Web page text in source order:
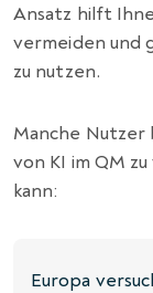
Ansatz hilft
vermeiden und
zu nutzen.
Manche Nutzer
von KI im QM
kann:
Europa